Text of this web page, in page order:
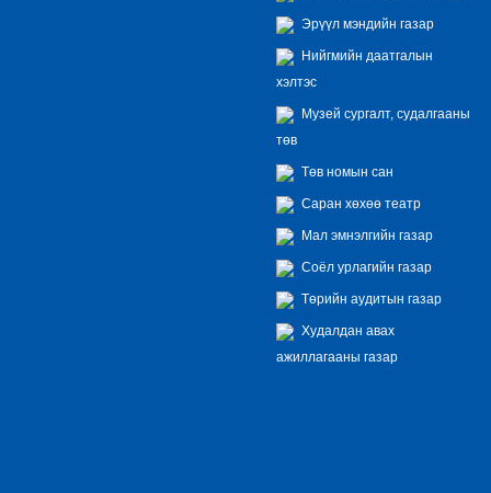
Эрүүл мэндийн газар
Нийгмийн даатгалын
хэлтэс
Музей сургалт, судалгааны
төв
Төв номын сан
Саран хөхөө театр
Мал эмнэлгийн газар
Соёл урлагийн газар
Төрийн аудитын газар
Худалдан авах
ажиллагааны газар